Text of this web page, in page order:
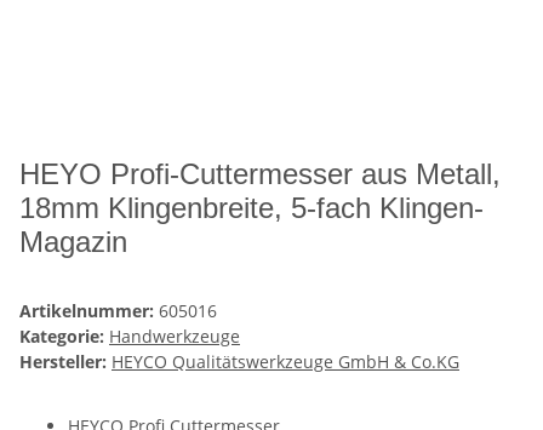
HEYO Profi-Cuttermesser aus Metall,
18mm Klingenbreite, 5-fach Klingen-
Magazin
Artikelnummer: 605016
Kategorie: Handwerkzeuge
Hersteller: HEYCO Qualitätswerkzeuge GmbH & Co.KG